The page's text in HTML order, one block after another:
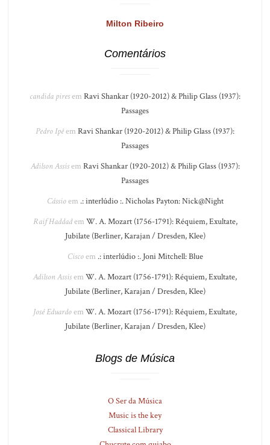
Milton Ribeiro
Comentários
candida piresem Ravi Shankar (1920-2012) & Philip Glass (1937):
Passages
Pedro Ipêem Ravi Shankar (1920-2012) & Philip Glass (1937):
Passages
Adilson Assisem Ravi Shankar (1920-2012) & Philip Glass (1937):
Passages
Cássioem .: interlúdio :. Nicholas Payton: Nick@Night
Raif Haddadem W. A. Mozart (1756-1791): Réquiem, Exultate,
Jubilate (Berliner, Karajan / Dresden, Klee)
Ciscoem .: interlúdio :. Joni Mitchell: Blue
Adilson Assisem W. A. Mozart (1756-1791): Réquiem, Exultate,
Jubilate (Berliner, Karajan / Dresden, Klee)
José Eduardoem W. A. Mozart (1756-1791): Réquiem, Exultate,
Jubilate (Berliner, Karajan / Dresden, Klee)
Blogs de Música
O Ser da Música
Music is the key
Classical Library